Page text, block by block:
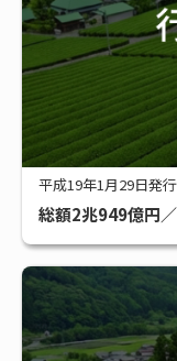
#アグリビジネス
平成19年1月29日発
総額2兆949億円